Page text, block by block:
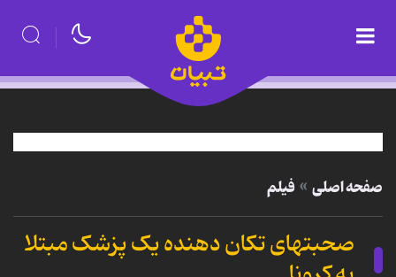
صفحه اصلی فیلم
صحبتهای تکان دهنده یک پزشک مبتلا